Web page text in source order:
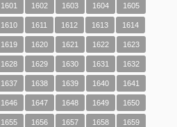
1601 1602 1603 1604 1605
1610 1611 1612 1613 1614
1619 1620 1621 1622 1623
1628 1629 1630 1631 1632
1637 1638 1639 1640 1641
1646 1647 1648 1649 1650
1655 1656 1657 1658 1659